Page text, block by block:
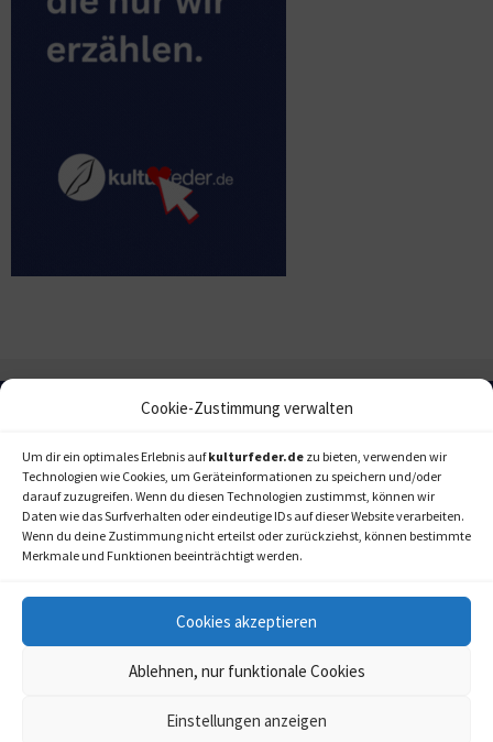
Cookie-Zustimmung verwalten
Um dir ein optimales Erlebnis aufkulturfeder.de zu bieten, verwenden wir
Technologien wie Cookies, um Geräteinformationen zu speichern und/oder
darauf zuzugreifen. Wenn du diesen Technologien zustimmst, können wir
Daten wie das Surfverhalten oder eindeutige IDs auf dieser Website verarbeiten.
Wenn du deine Zustimmung nicht erteilst oder zurückziehst, können bestimmte
Merkmale und Funktionen beeinträchtigt werden.
Cookies akzeptieren
Ablehnen, nur funktionale Cookies
Einstellungen anzeigen
© 2006-2020 LAPPmedien+events
kulturfeder.de –